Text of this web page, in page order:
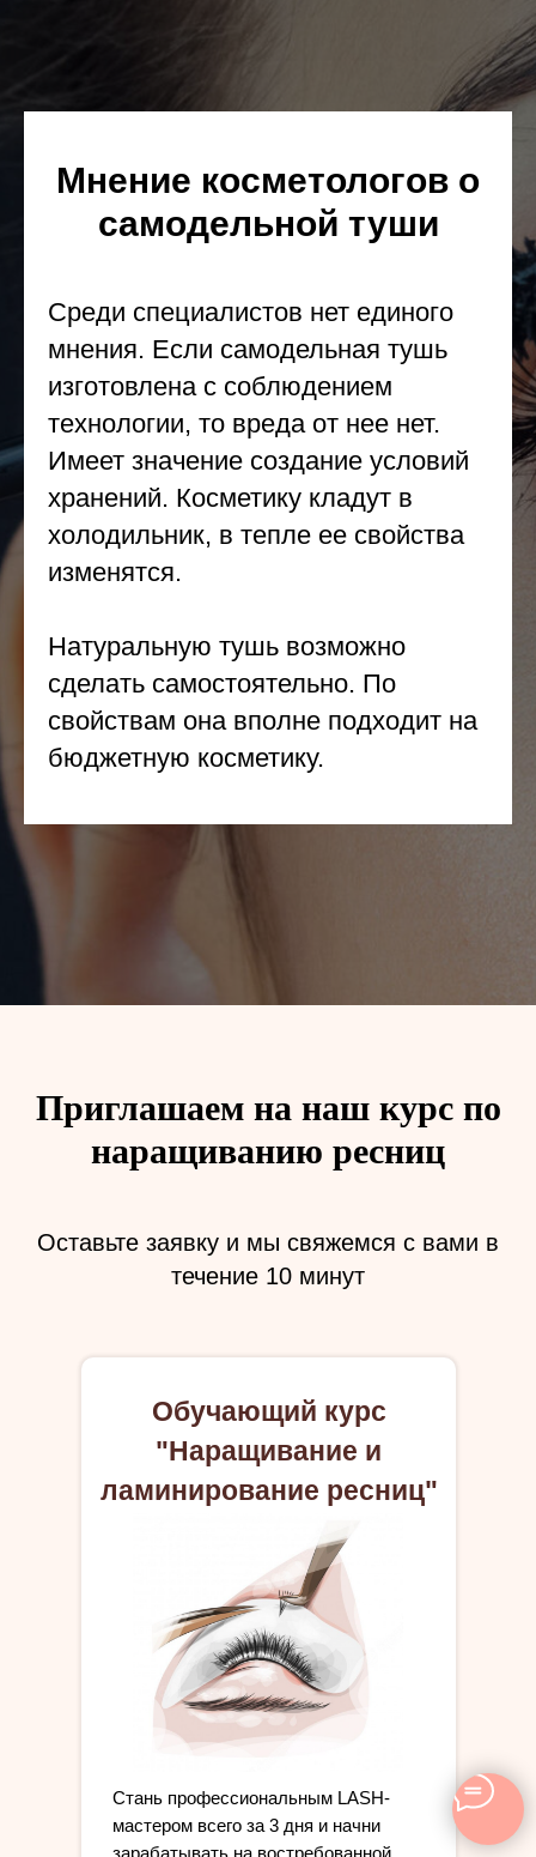
Мнение косметологов о
самодельной туши
Среди специалистов нет единого
мнения. Если самодельная тушь
изготовлена с соблюдением
технологии, то вреда от нее нет.
Имеет значение создание условий
хранений. Косметику кладут в
холодильник, в тепле ее свойства
изменятся.
Натуральную тушь возможно
сделать самостоятельно. По
свойствам она вполне подходит на
бюджетную косметику.
Приглашаем на наш курс по
наращиванию ресниц
Оставьте заявку и мы свяжемся с вами в
течение 10 минут
Cтань профессиональным LASH-
мастером всего за 3 дня и начни
зарабатывать на востребованной
Обучающий курс
"Наращивание и
ламинирование ресниц"